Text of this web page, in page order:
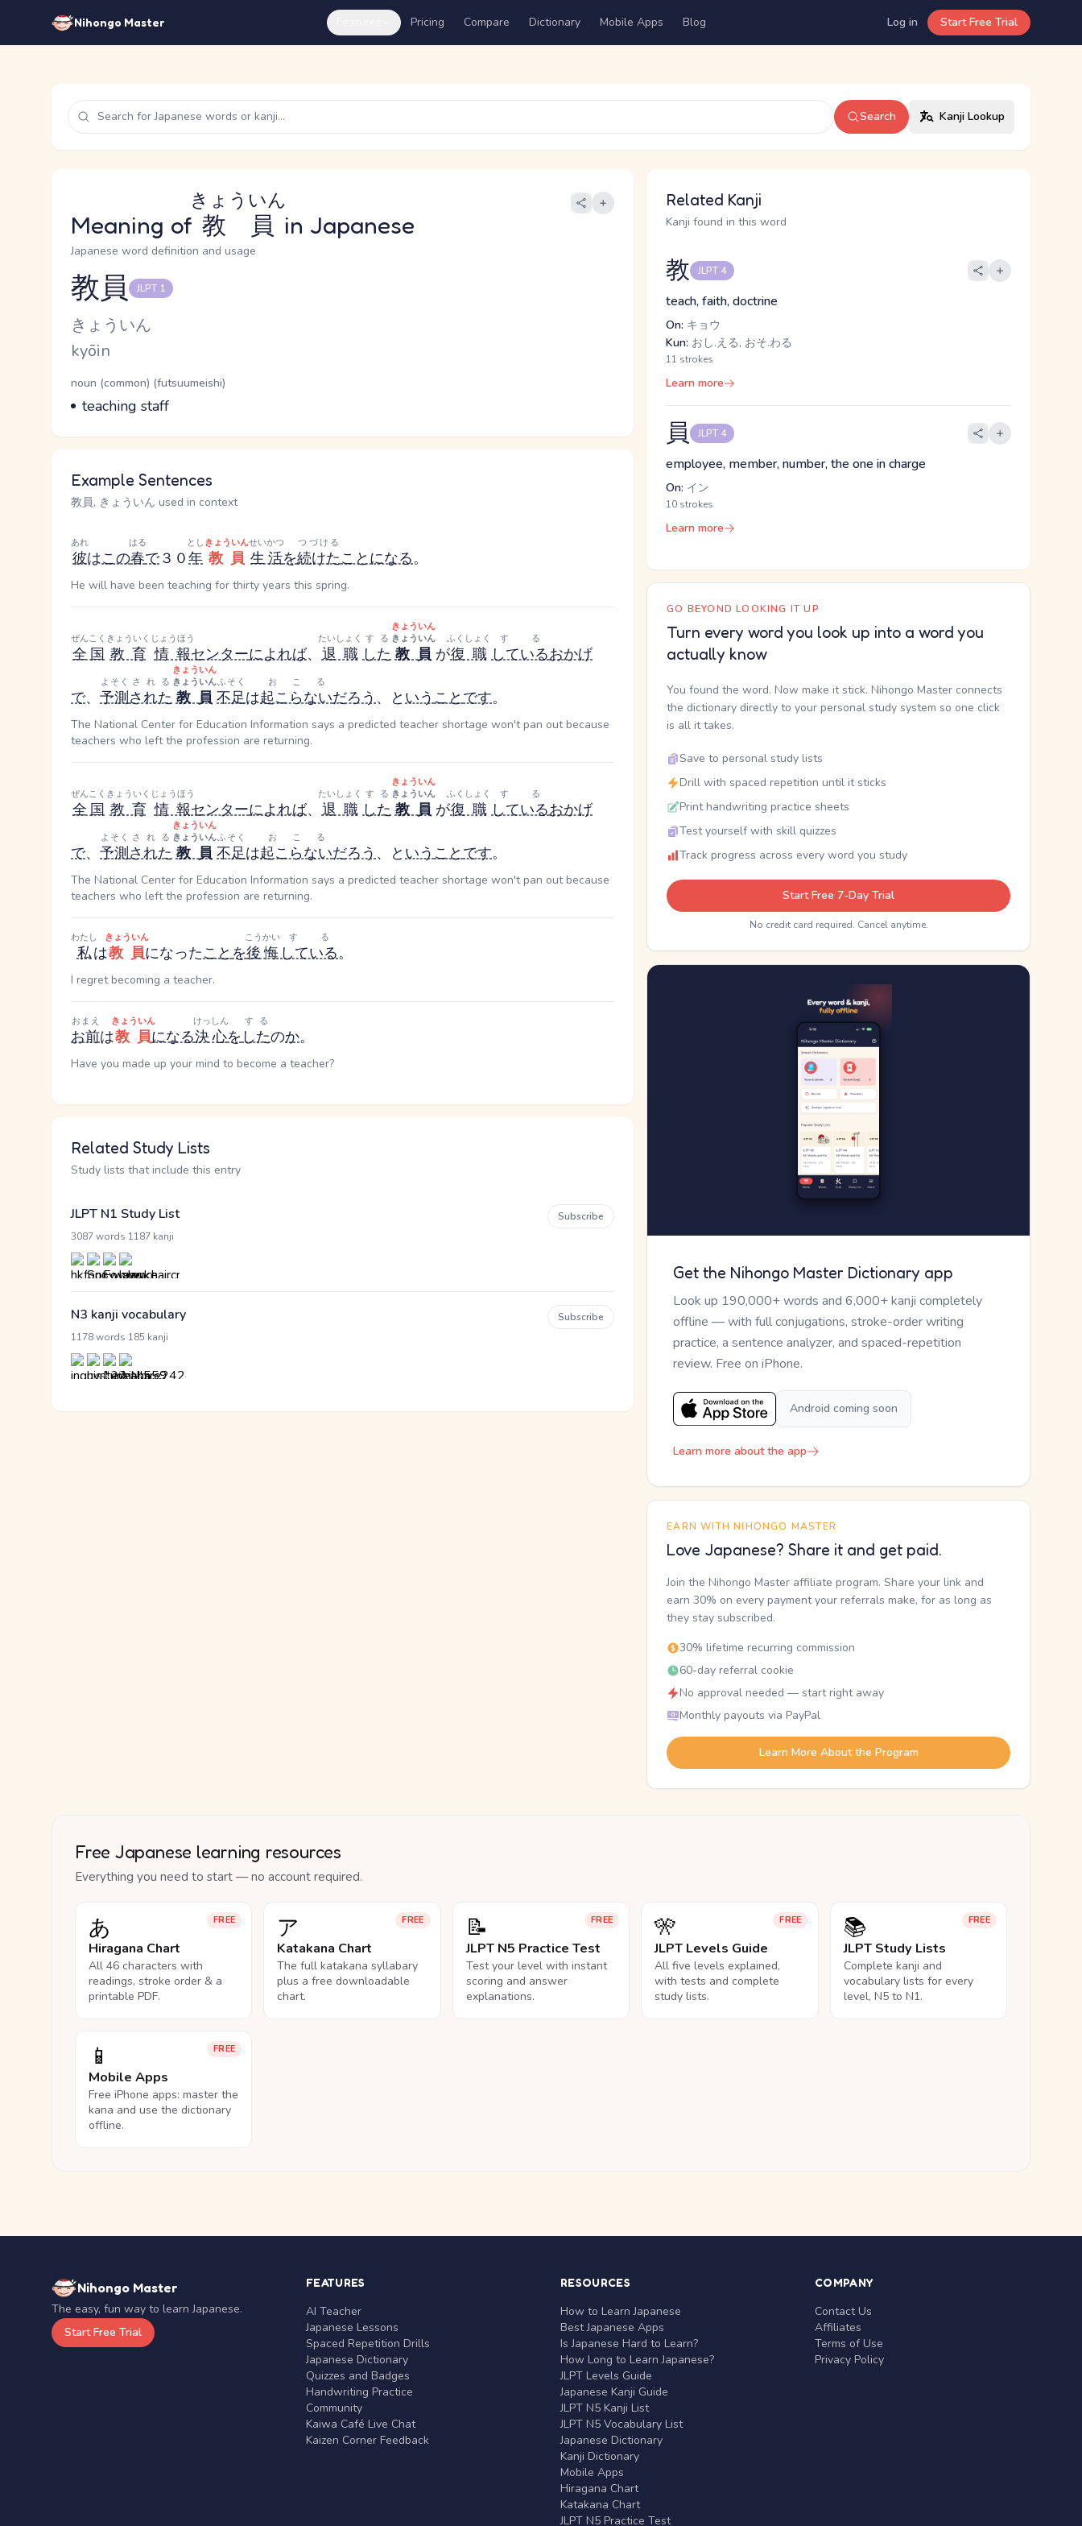
Nihongo Master Pricing Compare Dictionary Mobile Apps Blog Log in Start Free Trial
Search Kanji Lookup
Meaning of 教員
きょういん
in Japanese
Japanese word definition and usage
Reading and JLPT level
教員 JLPT 1
Kana Reading
きょういん
Romaji
kyōin
Word Senses
Parts of speech
noun (common) (futsuumeishi)
Meaning
teaching staff
Example Sentences
教員, きょういん used in context
彼
あれ
はこの春
はる
で３０年
とし
教員
きょういん
生活
せいかつ
を続けた
つづける
ことになる。
He will have been teaching for thirty years this spring.
全国
ぜんこく
教育
きょういく
情報
じょうほう
センターによれば、 退職
たいしょく
した
する
教員
きょういん
きょういん
が復職
ふくしょく
している
する
おかげ
で、 予測
よそく
された
される
教員
きょういん
きょういん
不足
ふそく
は起こらない
おこる
だろう、ということです。
The National Center for Education Information says a predicted teacher shortage won't pan out because
teachers who left the profession are returning.
全国
ぜんこく
教育
きょういく
情報
じょうほう
センターによれば、 退職
たいしょく
した
する
教員
きょういん
きょういん
が復職
ふくしょく
している
する
おかげ
で、 予測
よそく
された
される
教員
きょういん
きょういん
不足
ふそく
は起こらない
おこる
だろう、ということです。
The National Center for Education Information says a predicted teacher shortage won't pan out because
teachers who left the profession are returning.
私
わたし
は教員
きょういん
になったことを後悔
こうかい
している
する
。
I regret becoming a teacher.
お前
おまえ
は教員
きょういん
になる決心
けっしん
をした
する
のか。
Have you made up your mind to become a teacher?
Related Study Lists
Study lists that include this entry
JLPT N1 Study List
3087 words 1187 kanji
Subscribe
N3 kanji vocabulary
1178 words 185 kanji
Subscribe
Related Kanji
Kanji found in this word
教 JLPT 4
teach, faith, doctrine
On: キョウ
Kun: おし.える, おそ.わる
11 strokes
Learn more
員 JLPT 4
employee, member, number, the one in charge
On: イン
10 strokes
Learn more
GO BEYOND LOOKING IT UP
Turn every word you look up into a word you
actually know
You found the word. Now make it stick. Nihongo Master connects
the dictionary directly to your personal study system so one click
is all it takes.
Save to personal study lists
Drill with spaced repetition until it sticks
Print handwriting practice sheets
Test yourself with skill quizzes
Track progress across every word you study
Start Free 7-Day Trial
No credit card required. Cancel anytime.
Get the Nihongo Master Dictionary app
Look up 190,000+ words and 6,000+ kanji completely
offline — with full conjugations, stroke-order writing
practice, a sentence analyzer, and spaced-repetition
review. Free on iPhone.
Android coming soon
Learn more about the app
EARN WITH NIHONGO MASTER
Love Japanese? Share it and get paid.
Join the Nihongo Master affiliate program. Share your link and
earn 30% on every payment your referrals make, for as long as
they stay subscribed.
30% lifetime recurring commission
60-day referral cookie
No approval needed — start right away
Monthly payouts via PayPal
Learn More About the Program
Free Japanese learning resources
Everything you need to start — no account required.
FREE
あ
Hiragana Chart
All 46 characters with
readings, stroke order & a
printable PDF.
FREE
ア
Katakana Chart
The full katakana syllabary
plus a free downloadable
chart.
FREE
📝
JLPT N5 Practice Test
Test your level with instant
scoring and answer
explanations.
FREE
🎌
JLPT Levels Guide
All five levels explained,
with tests and complete
study lists.
FREE
📚
JLPT Study Lists
Complete kanji and
vocabulary lists for every
level, N5 to N1.
FREE
📱
Mobile Apps
Free iPhone apps: master the
kana and use the dictionary
offline.
Nihongo Master
The easy, fun way to learn Japanese.
Start Free Trial
FEATURES
AI Teacher
Japanese Lessons
Spaced Repetition Drills
Japanese Dictionary
Quizzes and Badges
Handwriting Practice
Community
Kaiwa Café Live Chat
Kaizen Corner Feedback
RESOURCES
How to Learn Japanese
Best Japanese Apps
Is Japanese Hard to Learn?
How Long to Learn Japanese?
JLPT Levels Guide
Japanese Kanji Guide
JLPT N5 Kanji List
JLPT N5 Vocabulary List
Japanese Dictionary
Kanji Dictionary
Mobile Apps
Hiragana Chart
Katakana Chart
JLPT N5 Practice Test
COMPANY
Contact Us
Affiliates
Terms of Use
Privacy Policy